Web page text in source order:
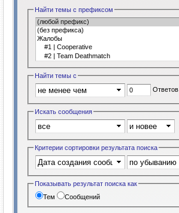
Найти темы с префиксом
Найти темы с
Ответов
Искать сообщения
Критерии сортировки результата поиска
Показывать результат поиска как
Тем
Сообщений